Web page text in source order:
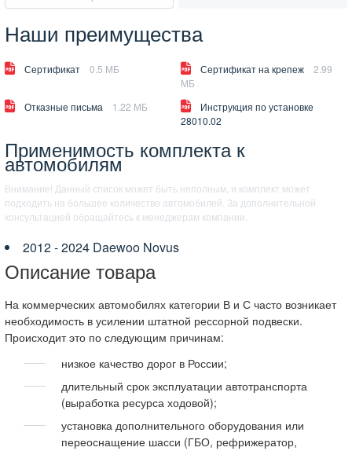
Наши преимущества
Сертификат 0.5 МБ Сертификат на крепеж
2.99
МБ
Отказные письма
1.22 МБ
Инструкция по установке
28010.02
Применимость комплекта к
автомобилям
Внимание! Данный список может быть неполным, и комплект может
подходить на большее количество автомобилей. За дополнительной
консультацией обращайтесь к менеджерам компании.
2012 - 2024 Daewoo Novus
Описание товара
На коммерческих автомобилях категории В и С часто возникает
необходимость в усилении штатной рессорной подвески.
Происходит это по следующим причинам:
низкое качество дорог в России;
длительный срок эксплуатации автотранспорта
(выработка ресурса ходовой);
установка дополнительного оборудования или
переоснащение шасси (ГБО, рефрижератор,